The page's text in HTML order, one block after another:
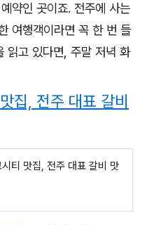
약인 곳이죠. 전주에 사는
여행객이라면 꼭 한 번 들
읽고 있다면, 주말 저녁 화
집, 전주 대표 갈비
티 맛집, 전주 대표 갈비 맛